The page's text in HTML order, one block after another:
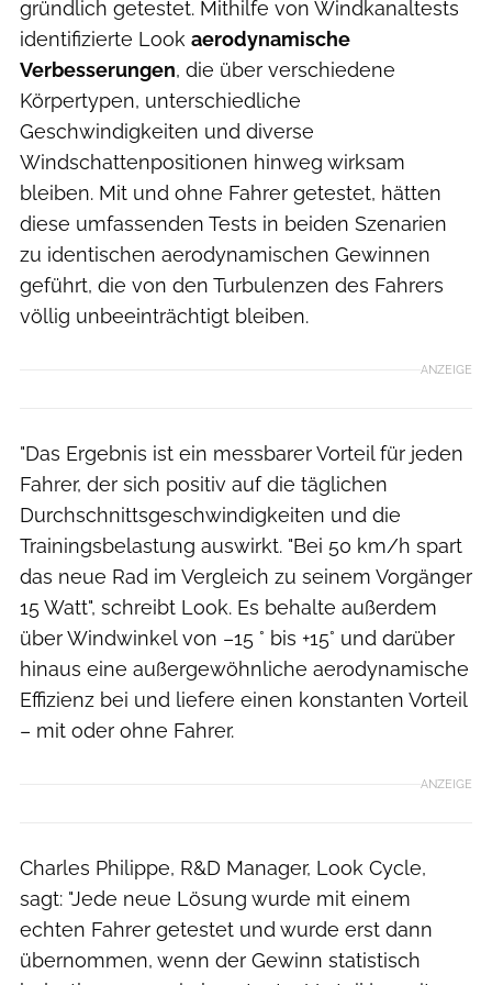
gründlich getestet. Mithilfe von Windkanaltests
identifizierte Look aerodynamische
Verbesserungen, die über verschiedene
Körpertypen, unterschiedliche
Geschwindigkeiten und diverse
Windschattenpositionen hinweg wirksam
bleiben. Mit und ohne Fahrer getestet, hätten
diese umfassenden Tests in beiden Szenarien
zu identischen aerodynamischen Gewinnen
geführt, die von den Turbulenzen des Fahrers
völlig unbeeinträchtigt bleiben.
ANZEIGE
"Das Ergebnis ist ein messbarer Vorteil für jeden
Fahrer, der sich positiv auf die täglichen
Durchschnittsgeschwindigkeiten und die
Trainingsbelastung auswirkt. "Bei 50 km/h spart
das neue Rad im Vergleich zu seinem Vorgänger
15 Watt", schreibt Look. Es behalte außerdem
über Windwinkel von –15 ° bis +15° und darüber
hinaus eine außergewöhnliche aerodynamische
Effizienz bei und liefere einen konstanten Vorteil
– mit oder ohne Fahrer.
ANZEIGE
Charles Philippe, R&D Manager, Look Cycle,
sagt: "Jede neue Lösung wurde mit einem
echten Fahrer getestet und wurde erst dann
übernommen, wenn der Gewinn statistisch